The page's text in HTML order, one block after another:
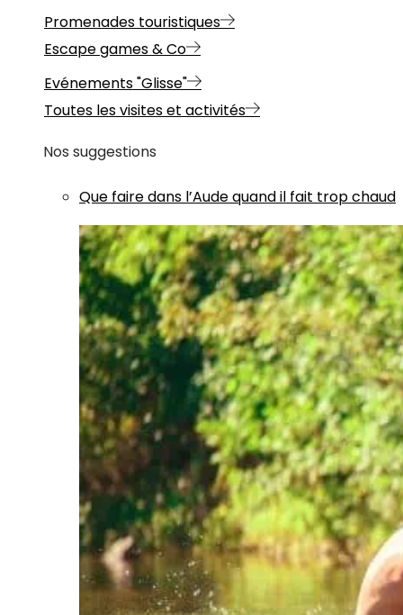
Promenades touristiques
Escape games & Co
Evénements "Glisse"
Toutes les visites et activités
Nos suggestions
Que faire dans l’Aude quand il fait trop chaud